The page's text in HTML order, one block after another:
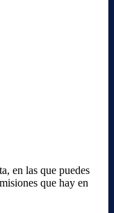
en las que puedes
que hay en